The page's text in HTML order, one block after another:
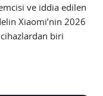
ve iddia edilen
Xiaomi’nin 2026
biri